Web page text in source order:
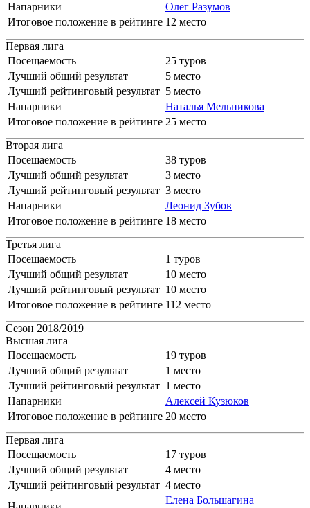
Напарники
Олег Разумов
Итоговое положение в рейтинге 12 место
Первая лига
Посещаемость
25 туров
Лучший общий результат
5 место
Лучший рейтинговый результат 5 место
Напарники
Наталья Мельникова
Итоговое положение в рейтинге 25 место
Вторая лига
Посещаемость
38 туров
Лучший общий результат
3 место
Лучший рейтинговый результат 3 место
Напарники
Леонид Зубов
Итоговое положение в рейтинге 18 место
Третья лига
Посещаемость
1 туров
Лучший общий результат
10 место
Лучший рейтинговый результат 10 место
Итоговое положение в рейтинге 112 место
Сезон 2018/2019
Высшая лига
Посещаемость
19 туров
Лучший общий результат
1 место
Лучший рейтинговый результат 1 место
Напарники
Алексей Кузюков
Итоговое положение в рейтинге 20 место
Первая лига
Посещаемость
17 туров
Лучший общий результат
4 место
Лучший рейтинговый результат 4 место
Елена Большагина